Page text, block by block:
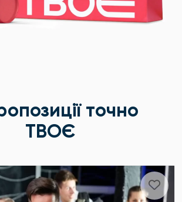
точно
ТВОЄ